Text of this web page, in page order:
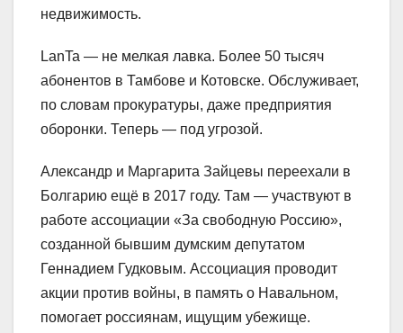
недвижимость.
LanTa — не мелкая лавка. Более 50 тысяч
абонентов в Тамбове и Котовске. Обслуживает,
по словам прокуратуры, даже предприятия
оборонки. Теперь — под угрозой.
Александр и Маргарита Зайцевы переехали в
Болгарию ещё в 2017 году. Там — участвуют в
работе ассоциации «За свободную Россию»,
созданной бывшим думским депутатом
Геннадием Гудковым. Ассоциация проводит
акции против войны, в память о Навальном,
помогает россиянам, ищущим убежище.